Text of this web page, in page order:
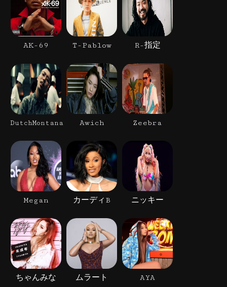
AK-69 T-Pablow R-指定
DutchMontana Awich Zeebra
Megan カーディB ニッキー
ちゃんみな ムラート AYA